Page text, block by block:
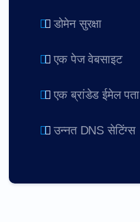
डोमेन सुरक्षा
एक पेज वेबसाइट
एक ब्रांडेड ईमेल पता
उन्नत DNS सेटिंग्स